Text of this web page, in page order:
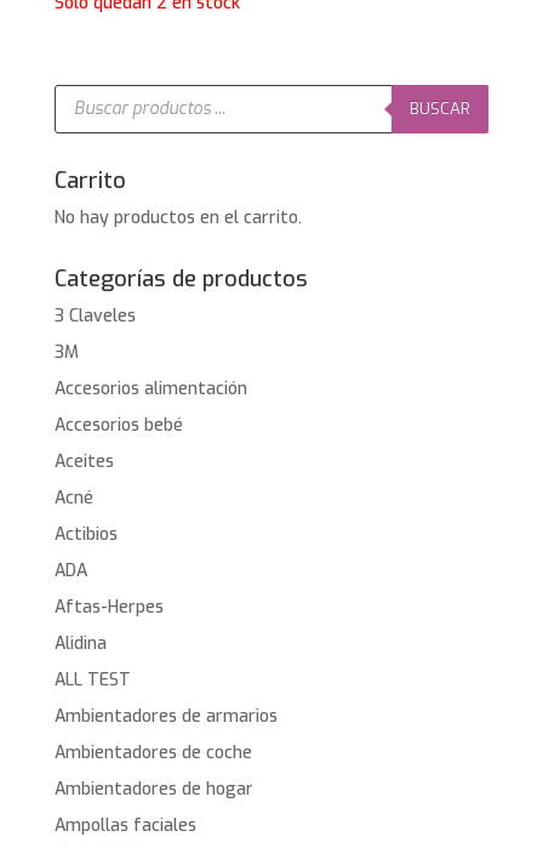
Búsqueda
productos
BUSCAR
Carrito
No hay productos en el carrito.
Categorías de productos
3 Claveles
3M
Accesorios alimentación
Accesorios bebé
Aceites
Acné
Actibios
ADA
Aftas-Herpes
Alidina
ALL TEST
Ambientadores de armarios
Ambientadores de coche
Ambientadores de hogar
Ampollas faciales